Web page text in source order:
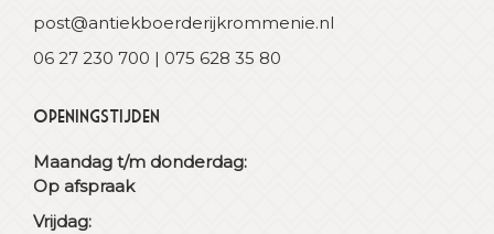
post@antiekboerderijkrommenie.nl
06 27 230 700 | 075 628 35 80
Openingstijden
Maandag t/m donderdag:
Op afspraak
Vrijdag: